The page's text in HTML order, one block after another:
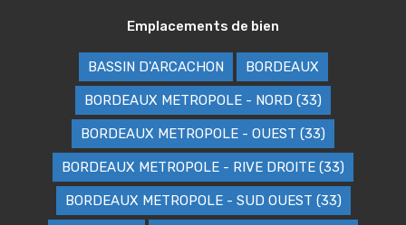
Emplacements de bien
BASSIN D'ARCACHON BORDEAUX
BORDEAUX METROPOLE - NORD (33)
BORDEAUX METROPOLE - OUEST (33)
BORDEAUX METROPOLE - RIVE DROITE (33)
BORDEAUX METROPOLE - SUD OUEST (33)